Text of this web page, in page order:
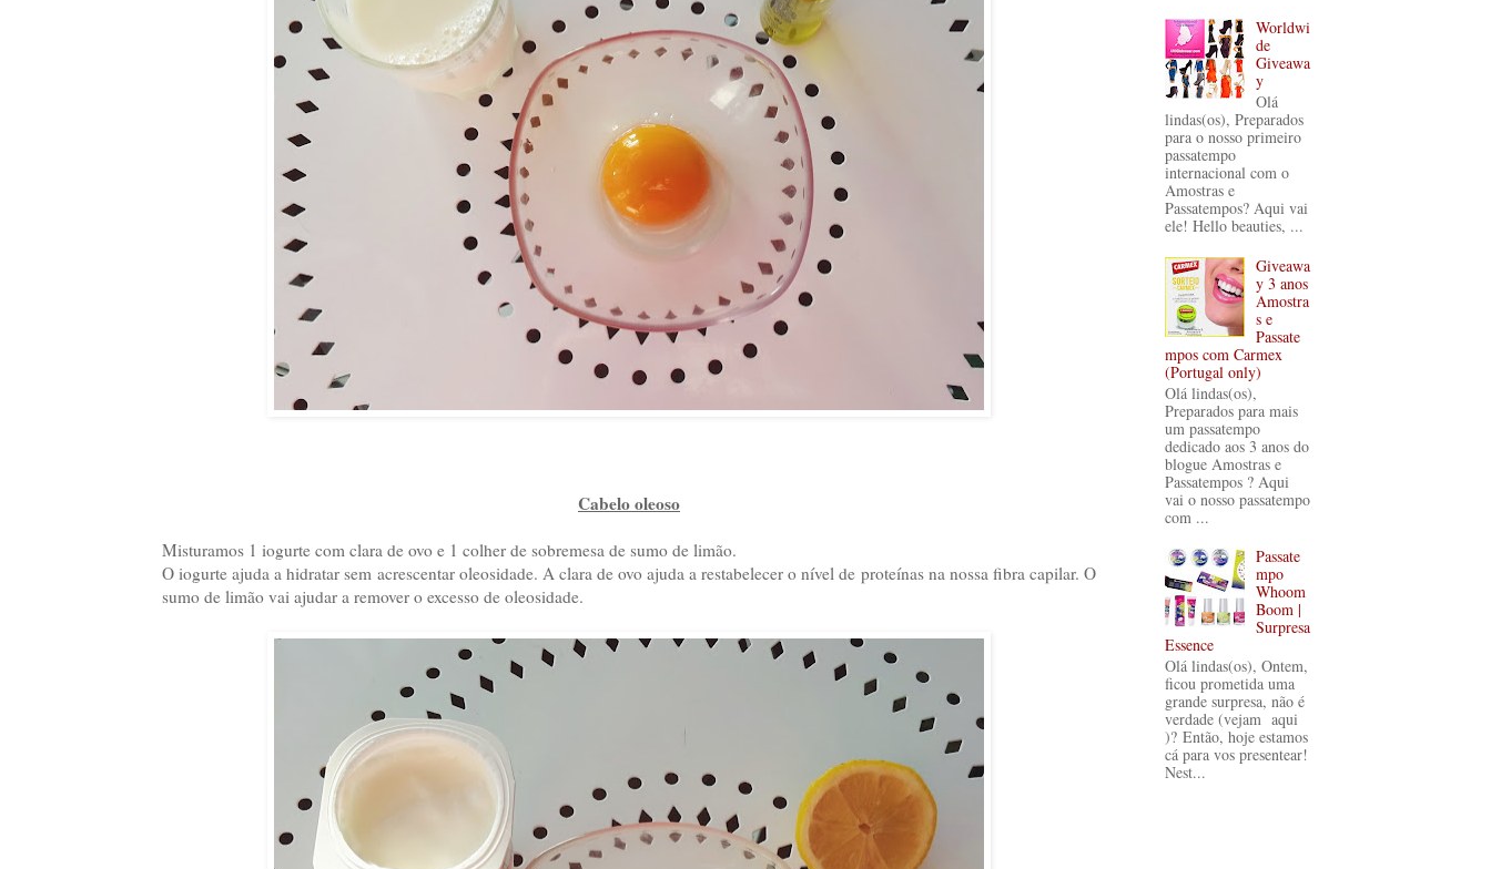
Cabelo oleoso
Misturamos 1 iogurte com clara de ovo e 1 colher de sobremesa de sumo de limão.
O iogurte ajuda a hidratar sem acrescentar oleosidade. A clara de ovo ajuda a restabelecer o nível de proteínas na nossa fibra capilar. O
sumo de limão vai ajudar a remover o excesso de oleosidade.
Worldwi
de
Giveawa
y
Olá
lindas(os), Preparados
para o nosso primeiro
passatempo
internacional com o
Amostras e
Passatempos? Aqui vai
ele! Hello beauties, ...
Giveawa
y 3 anos
Amostra
s e
Passate
mpos com Carmex
(Portugal only)
Olá lindas(os),
Preparados para mais
um passatempo
dedicado aos 3 anos do
blogue Amostras e
Passatempos ? Aqui
vai o nosso passatempo
com ...
Passate
mpo
Whoom
Boom |
Surpresa
Essence
Olá lindas(os), Ontem,
ficou prometida uma
grande surpresa, não é
verdade (vejam aqui
)? Então, hoje estamos
cá para vos presentear!
Nest...